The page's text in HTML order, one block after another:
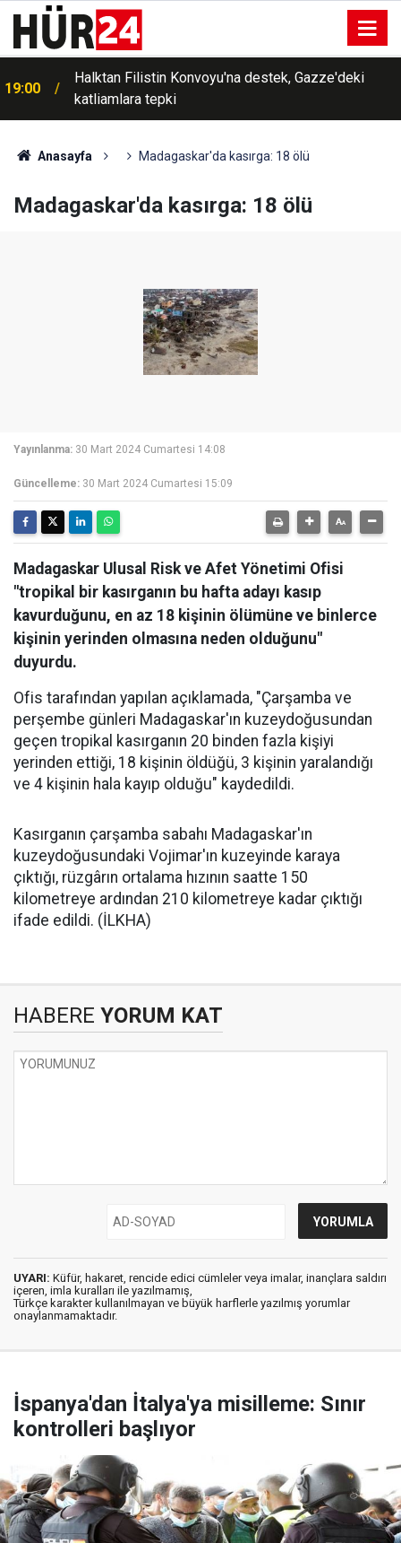
19:00
Halktan Filistin Konvoyu'na destek, Gazze'deki
katliamlara tepki
Anasayfa Madagaskar'da kasırga: 18 ölü
Madagaskar'da kasırga: 18 ölü
Yayınlanma: 30 Mart 2024 Cumartesi 14:08
Güncelleme: 30 Mart 2024 Cumartesi 15:09
Madagaskar Ulusal Risk ve Afet Yönetimi Ofisi
"tropikal bir kasırganın bu hafta adayı kasıp
kavurduğunu, en az 18 kişinin ölümüne ve binlerce
kişinin yerinden olmasına neden olduğunu"
duyurdu.
Ofis tarafından yapılan açıklamada, "Çarşamba ve
perşembe günleri Madagaskar'ın kuzeydoğusundan
geçen tropikal kasırganın 20 binden fazla kişiyi
yerinden ettiği, 18 kişinin öldüğü, 3 kişinin yaralandığı
ve 4 kişinin hala kayıp olduğu" kaydedildi.
Kasırganın çarşamba sabahı Madagaskar'ın
kuzeydoğusundaki Vojimar'ın kuzeyinde karaya
çıktığı, rüzgârın ortalama hızının saatte 150
kilometreye ardından 210 kilometreye kadar çıktığı
ifade edildi. (İLKHA)
HABERE YORUM KAT
UYARI: Küfür, hakaret, rencide edici cümleler veya imalar, inançlara saldırı
içeren, imla kuralları ile yazılmamış,
Türkçe karakter kullanılmayan ve büyük harflerle yazılmış yorumlar
onaylanmamaktadır.
İspanya'dan İtalya'ya misilleme: Sınır
kontrolleri başlıyor